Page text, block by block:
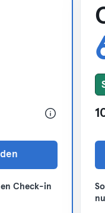
Check-in